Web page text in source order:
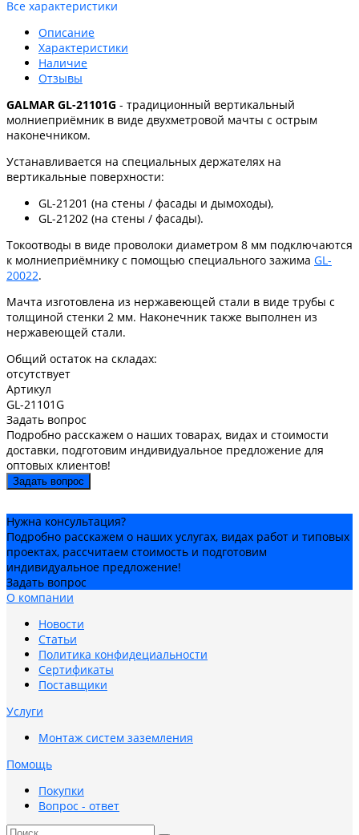
Все характеристики
Описание
Характеристики
Наличие
Отзывы
GALMAR GL-21101G - традиционный вертикальный
молниеприёмник в виде двухметровой мачты с острым
наконечником.
Устанавливается на специальных держателях на
вертикальные поверхности:
GL-21201 (на стены / фасады и дымоходы),
GL-21202 (на стены / фасады).
Токоотводы в виде проволоки диаметром 8 мм подключаются
к молниеприёмнику с помощью специального зажима GL-
20022.
Мачта изготовлена из нержавеющей стали в виде трубы с
толщиной стенки 2 мм. Наконечник также выполнен из
нержавеющей стали.
Общий остаток на складах:
отсутствует
Артикул
GL-21101G
Задать вопрос
Подробно расскажем о наших товарах, видах и стоимости
доставки, подготовим индивидуальное предложение для
оптовых клиентов!
Задать вопрос
Нужна консультация?
Подробно расскажем о наших услугах, видах работ и типовых
проектах, рассчитаем стоимость и подготовим
индивидуальное предложение!
Задать вопрос
О компании
Новости
Статьи
Политика конфидециальности
Сертификаты
Поставщики
Услуги
Монтаж систем заземления
Помощь
Покупки
Вопрос - ответ